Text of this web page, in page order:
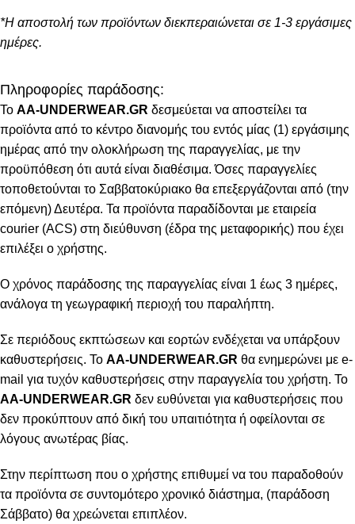
*Η αποστολή των προϊόντων διεκπεραιώνεται σε 1-3 εργάσιμες
ημέρες.
Πληροφορίες παράδοσης:
To AA-UNDERWEAR.GR δεσμεύεται να αποστείλει τα
προϊόντα από το κέντρο διανομής του εντός μίας (1) εργάσιμης
ημέρας από την ολοκλήρωση της παραγγελίας, με την
προϋπόθεση ότι αυτά είναι διαθέσιμα. Όσες παραγγελίες
τοποθετούνται το Σαββατοκύριακο θα επεξεργάζονται από (την
επόμενη) Δευτέρα. Τα προϊόντα παραδίδονται με εταιρεία
courier (ACS) στη διεύθυνση (έδρα της μεταφορικής) που έχει
επιλέξει ο χρήστης.
Ο χρόνος παράδοσης της παραγγελίας είναι 1 έως 3 ημέρες,
ανάλογα τη γεωγραφική περιοχή του παραλήπτη.
Σε περιόδους εκπτώσεων και εορτών ενδέχεται να υπάρξουν
καθυστερήσεις. Το AA-UNDERWEAR.GR θα ενημερώνει με e-
mail για τυχόν καθυστερήσεις στην παραγγελία του χρήστη. Το
AA-UNDERWEAR.GR δεν ευθύνεται για καθυστερήσεις που
δεν προκύπτουν από δική του υπαιτιότητα ή οφείλονται σε
λόγους ανωτέρας βίας.
Στην περίπτωση που ο χρήστης επιθυμεί να του παραδοθούν
τα προϊόντα σε συντομότερο χρονικό διάστημα, (παράδοση
Σάββατο) θα χρεώνεται επιπλέον.